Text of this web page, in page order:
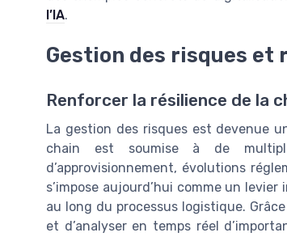
l’IA.
Gestion des risques et
Renforcer la résilience de la
La gestion des risques est devenue
chain est soumise à de
d’approvisionnement, évolutions
s’impose aujourd’hui comme un
au long du processus logistique.
et d’analyser en temps réel